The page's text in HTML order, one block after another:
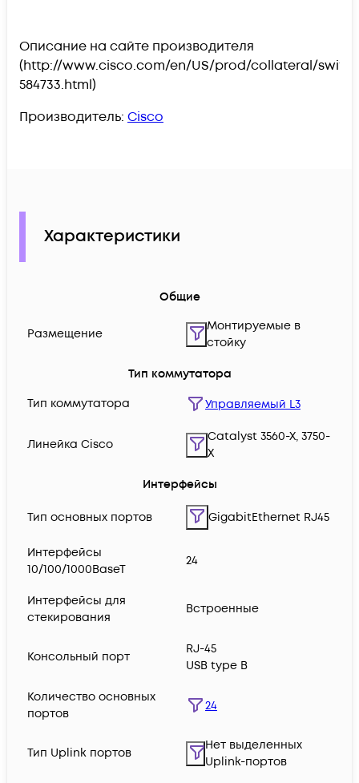
Описание на сайте производителя
(http://www.cisco.com/en/US/prod/collateral/
584733.html)
Производитель: Cisco
Характеристики
Общие
Размещение
Монтируемые в
стойку
Тип коммутатора
Тип коммутатора
Управляемый L3
Линейка Cisco
Catalyst 3560-X, 3750-
X
Интерфейсы
Тип основных портов GigabitEthernet RJ45
Интерфейсы
10/100/1000BaseT
24
Интерфейсы для
стекирования
Встроенные
Консольный порт
RJ-45
USB type B
Количество основных
портов
24
Тип Uplink портов
Нет выделенных
Uplink-портов